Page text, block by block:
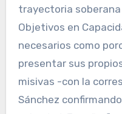
trayectoria
Objetivos en
necesarios como
presentar sus
misivas -con la
Sánchez